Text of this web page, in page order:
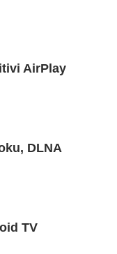
AirPlay
DLNA
TV